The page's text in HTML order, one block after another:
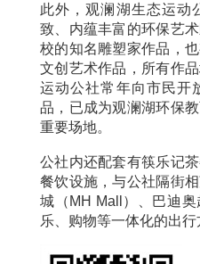
此外，观澜湖生态运动
致、内蕴丰富的环保艺
校的知名雕塑家作品，
文创艺术作品，所有作
运动公社常年向市民开
品，已成为观澜湖环保
重要场地。
公社内还配套有筷乐记
餐饮设施，与公社隔街
城（MH Mall）、巴迪
乐、购物等一体化的出行